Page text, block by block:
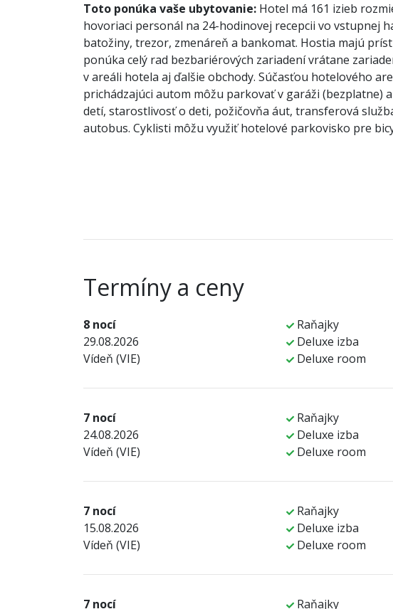
Toto ponúka vaše ubytovanie: Hotel má 161 izieb
hovoriaci personál na 24-hodinovej recepcii vo vstupnej
batožiny, trezor, zmenáreň a bankomat. Hostia majú
ponúka celý rad bezbariérových zariadení vrátane
v areáli hotela aj ďalšie obchody. Súčasťou hotelového
prichádzajúci autom môžu parkovať v garáži (bezplatne)
detí, starostlivosť o deti, požičovňa áut, transferová
autobus. Cyklisti môžu využiť hotelové parkovisko pre
Termíny a ceny
8 nocí
29.08.2026
Vídeň (VIE)
Raňajky
Deluxe izba
Deluxe room
7 nocí
24.08.2026
Vídeň (VIE)
Raňajky
Deluxe izba
Deluxe room
7 nocí
15.08.2026
Vídeň (VIE)
Raňajky
Deluxe izba
Deluxe room
7 nocí Raňajky